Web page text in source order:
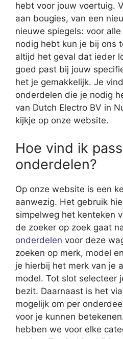
hebt voor jouw voertuig.
aan bougies, van een
nieuwe spiegels: voor
nodig hebt kun je bij ons
altijd het geval dat ieder
goed past bij jouw
het je gemakkelijk. Je
onderdelen die je nodig
van Dutch Electro BV in
kijkje op onze website.
Hoe vind ik
onderdelen?
Op onze website is een
aanwezig. Het gebruik
simpelweg het kenteken
de zoeker op zoek gaat
onderdelen voor deze
zoeken op merk, model
je hierbij het merk van je
model. Tot slot selecteer
bezit. Daarnaast is het
mogelijk om per
voor je kunnen
hebben we voor elke